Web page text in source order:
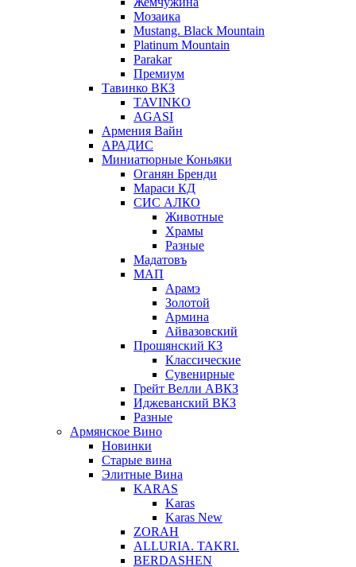
Мозаика
Mustang. Black Mountain
Platinum Mountain
Parakar
Премиум
Тавинко ВКЗ
TAVINKO
AGASI
Армения Вайн
АРАДИС
Миниатюрные Коньяки
Оганян Бренди
Мараси КД
СИС АЛКО
Животные
Храмы
Разные
Мадатовъ
МАП
Арамэ
Золотой
Армина
Айвазовский
Прошянский КЗ
Классические
Сувенирные
Грейт Велли АВКЗ
Иджеванский ВКЗ
Разные
Армянское Вино
Новинки
Старые вина
Элитные Вина
KARAS
Karas
Karas New
ZORAH
ALLURIA. TAKRI.
BERDASHEN